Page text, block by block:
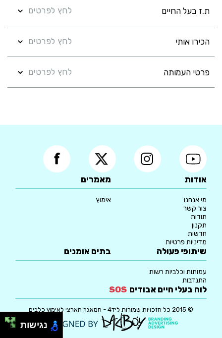
ת.ז בעל החיים לחץ לפרטים
הכירו אותי לחץ לפרטים
פרטי העמותה לחץ לפרטים
אודות
מי אנחנו
צור קשר
תודות
תקנון
חדשות
מדיניות פרטיות
מאמרים
אימוץ
שיתופי פעולה
עמותות וכלביות רשות
התנדבות
בתים אומנים
לוח בעלי חיים אבודים SOS
© 2015 כל הזכויות שמורות ליד4 - המאגר הארצי לאימוץ כלבים
נגישות